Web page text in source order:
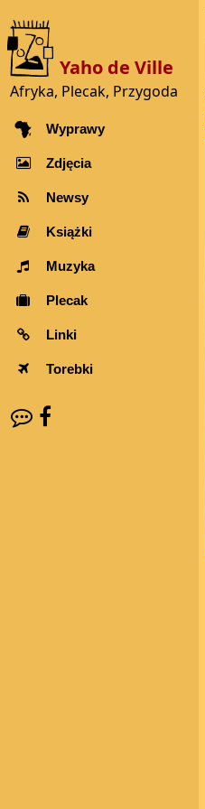
Yaho de Ville
Afryka, Plecak, Przygoda
Wyprawy
Zdjęcia
Newsy
Książki
Muzyka
Plecak
Linki
Torebki